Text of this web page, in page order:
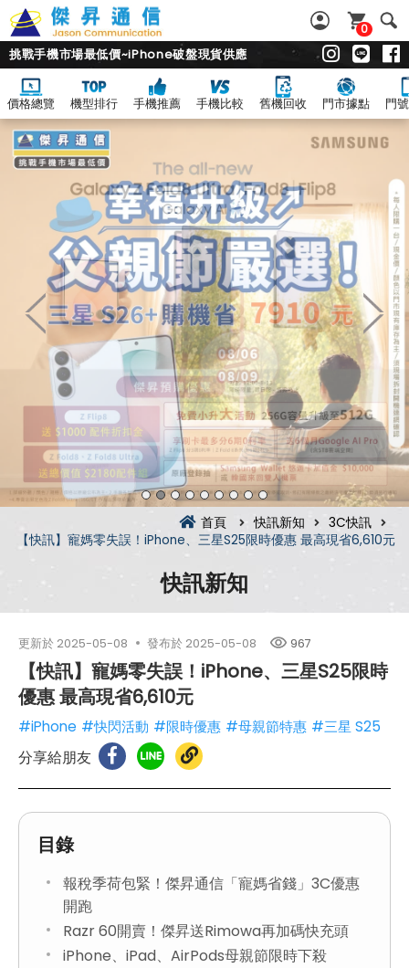
0
挑戰手機市場最低價~iPhone破盤現貨供應
價格總覽 機型排行 手機推薦 手機比較 舊機回收 門市據點 門
首頁 快訊新知
3C快訊
【快訊】寵媽零失誤！iPhone、三星S25限時優惠 最高現省6,610元
快訊新知
更新於 2025-05-08 發布於 2025-05-08 967
【快訊】寵媽零失誤！iPhone、三星S25限時
優惠 最高現省6,610元
#iPhone #快閃活動 #限時優惠 #母親節特惠 #三星 S25
分享給朋友
目錄
報稅季荷包緊！傑昇通信「寵媽省錢」3C優惠
開跑
Razr 60開賣！傑昇送Rimowa再加碼快充頭
iPhone、iPad、AirPods母親節限時下殺